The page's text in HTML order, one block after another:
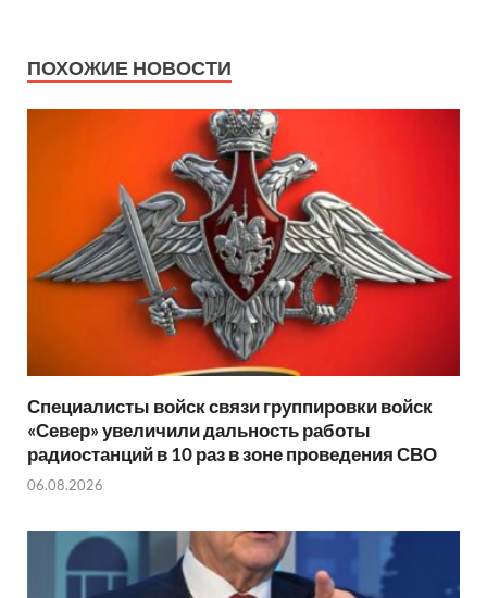
ПОХОЖИЕ НОВОСТИ
Специалисты войск связи группировки войск
«Север» увеличили дальность работы
радиостанций в 10 раз в зоне проведения СВО
06.08.2026